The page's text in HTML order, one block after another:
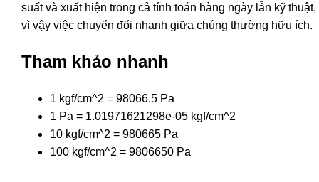
suất và xuất hiện trong cả tính toán hàng ngày lẫn kỹ thuật,
vì vậy việc chuyển đổi nhanh giữa chúng thường hữu ích.
Tham khảo nhanh
1 kgf/cm^2 = 98066.5 Pa
1 Pa = 1.01971621298e-05 kgf/cm^2
10 kgf/cm^2 = 980665 Pa
100 kgf/cm^2 = 9806650 Pa